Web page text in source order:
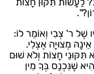
ר' צְבִי וְאוֹמֵר לוֹ:
מְצוּיָה אֶצְלִי.
תִּקּוּנֵי חֲצוֹת וְלֹא שׁוּם
שֶׁנִּכְנַס בְּךָ מִין